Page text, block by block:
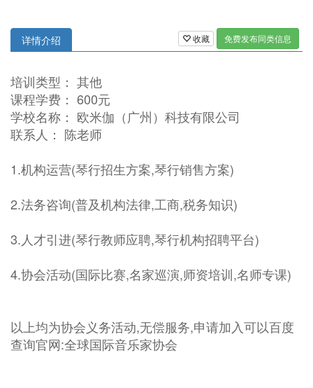
收藏 免费发布同类信息
详情介绍
培训类型： 其他
课程学费： 600元
学校名称： 欧米伽（广州）科技有限公司
联系人： 陈老师
1.机构运营(琴行招生方案,琴行销售方案)
2.法务咨询(普及机构法律,工商,税务知识)
3.人才引进(琴行教师应聘,琴行机构招聘平台)
4.协会活动(国际比赛,名家巡演,师资培训,名师专课)
以上均为协会义务活动,无偿服务,申请加入可以百度
查询官网:全球国际音乐家协会